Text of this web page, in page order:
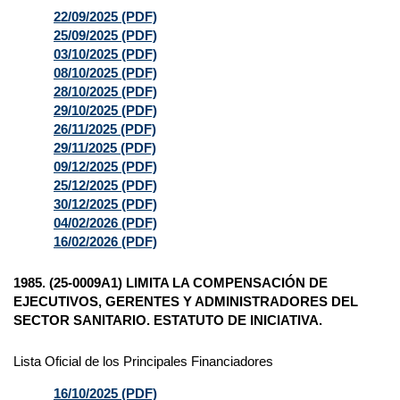
22/09/2025 (PDF)
25/09/2025 (PDF)
03/10/2025 (PDF)
08/10/2025 (PDF)
28/10/2025 (PDF)
29/10/2025 (PDF)
26/11/2025 (PDF)
29/11/2025 (PDF)
09/12/2025 (PDF)
25/12/2025 (PDF)
30/12/2025 (PDF)
04/02/2026 (PDF)
16/02/2026 (PDF)
1985. (25-0009A1) LIMITA LA COMPENSACIÓN DE
EJECUTIVOS, GERENTES Y ADMINISTRADORES DEL
SECTOR SANITARIO. ESTATUTO DE INICIATIVA.
Lista Oficial de los Principales Financiadores
16/10/2025 (PDF)